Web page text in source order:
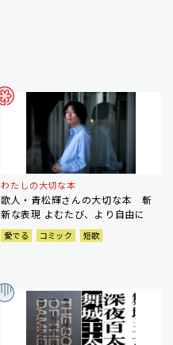
わたしの大切な本
歌人・青松輝さんの大切な本 斬
新な表現 よむたび、より自由に
愛でる コミック 短歌